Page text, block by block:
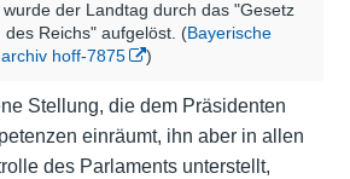
der Landtag durch das "Gesetz
Reichs" aufgelöst. (Bayerische
hoff-7875
)
Stellung, die dem Präsidenten
einräumt, ihn aber in allen
des Parlaments unterstellt,